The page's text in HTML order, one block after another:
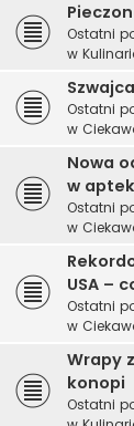
Ostatni
w
Ostatni
w
Nowa
w
Ostatni
w
USA –
Ostatni
w
Wrapy
konopi
Ostatni